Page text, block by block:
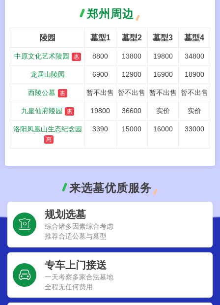
郑州周边
陵园 墓型1 墓型2 墓型3 墓型4
中原文化艺术陵园 惠 8800 13800 19800 34800
龙居山陵园 6900 12900 16900 18900
西陵公墓 惠 暂不出售 暂不出售 暂不出售 暂不出售
九皇仙府陵园 惠 19800 36600 实价 实价
洛阳凤凰山生态纪念园
惠
3390 15000 16000 33000
来选墓优质服务
规划选墓
综合诸多因素综合考虑
推荐合适公墓与墓型
专车上门接送
一天考察多家合法墓地
全程无任何费用